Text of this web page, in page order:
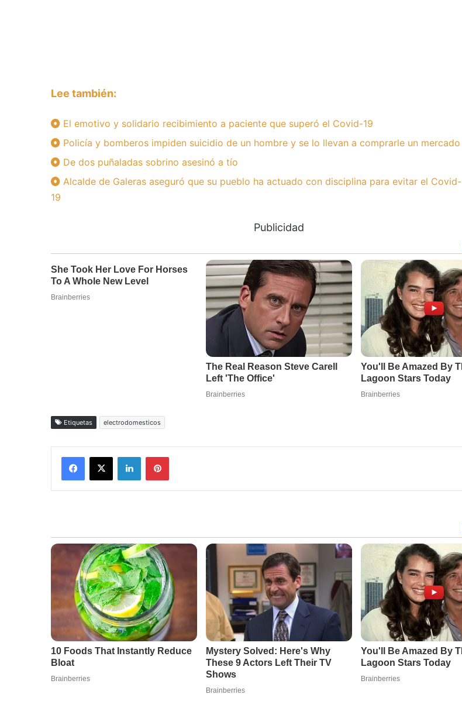
Lee también:
El emotivo y solidario recibimiento a paciente que superó el Covid-19
Policía y bomberos impiden suicidio de un hombre y se lo llevan a comprarle un mercado
De dos puñaladas sobrino asesinó a tío
Alcalde de Galeras aseguró que su pueblo ha actuado con disciplina para evitar el Covid-
19
Publicidad
Etiquetas electrodomesticos
Facebook
X LinkedInPinterest